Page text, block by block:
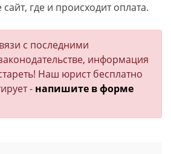
где и происходит оплата.
с последними
информация
Наш юрист бесплатно
- напишите в форме